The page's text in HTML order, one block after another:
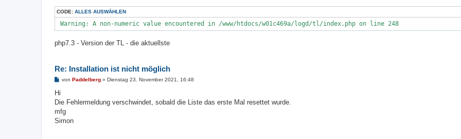
CODE: ALLES AUSWÄHLEN
Warning: A non-numeric value encountered in /www/htdocs/w01c469a/logd/tl/index.php on line 248
php7.3 - Version der TL - die aktuellste
Re: Installation ist nicht möglich
B
i
r
a
von Paddelberg » Dienstag 23. November 2021, 16:48
Hi
Die Fehlermeldung verschwindet, sobald die Liste das erste Mal resettet wurde.
mfg
Simon